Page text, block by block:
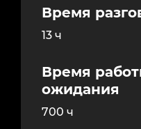
Время
13 ч
Время
ожидания
700 ч